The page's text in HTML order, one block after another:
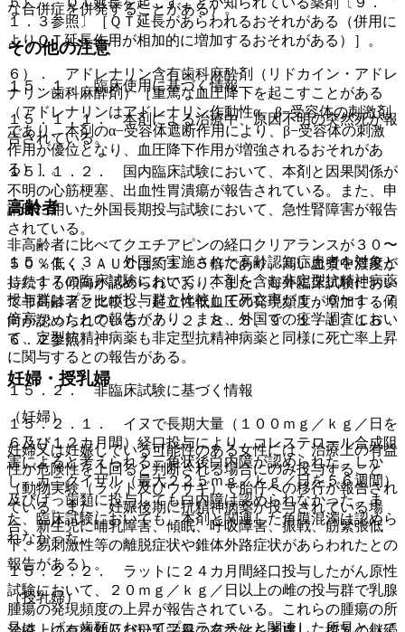
な合併症を併発することがある）。
その他の注意
１５．１． 臨床使用に基づく情報
１５．１．１． 本剤による治療中、原因不明の突然死が報
告されている。
１５．１．２． 国内臨床試験において、本剤と因果関係が
不明の心筋梗塞、出血性胃潰瘍が報告されている。また、申
請時に用いた外国長期投与試験において、急性腎障害が報告
されている。
１５．１．３． 外国で実施された高齢認知症患者を対象と
した１７の臨床試験において、本剤を含む非定型抗精神病薬
投与群はプラセボ投与群と比較して死亡率が１．６〜１．７
倍高かったとの報告があり、また、外国での疫学調査におい
て、定型抗精神病薬も非定型抗精神病薬と同様に死亡率上昇
に関与するとの報告がある。
１５．２． 非臨床試験に基づく情報
１５．２．１． イヌで長期大量（１００ｍｇ／ｋｇ／日を
６及び１２カ月間）経口投与により、コレステロール合成阻
害によると考えられる三角状後白内障が認められた。しか
し、カニクイザル（最大２２５ｍｇ／ｋｇ／日を５６週間）
及びげっ歯類に投与しても白内障は認められなかった。ま
た、臨床試験においても、本剤と関連した角膜混濁は認めら
れなかった。
１５．２．２． ラットに２４カ月間経口投与したがん原性
試験において、２０ｍｇ／ｋｇ／日以上の雌の投与群で乳腺
腫瘍の発現頻度の上昇が報告されている。これらの腫瘍の所
見は、げっ歯類においてプロラクチンと関連した所見として
１．３参照〕［ＱＴ延長があらわれるおそれがある（併用に
よりＱＴ延長作用が相加的に増加するおそれがある）］。
６）． アドレナリン含有歯科麻酔剤（リドカイン・アドレ
ナリン歯科麻酔剤）［重篤な血圧降下を起こすことがある
（アドレナリンはアドレナリン作動性α、β−受容体の刺激剤
であり、本剤のα−受容体遮断作用により、β−受容体の刺激
作用が優位となり、血圧降下作用が増強されるおそれがあ
る）］。
高齢者
非高齢者に比べてクエチアピンの経口クリアランスが３０〜
５０％低く、ＡＵＣは約１．５倍であり、高い血漿中濃度が
持続する傾向が認められており、また、海外臨床試験におい
て非高齢者と比較し、起立性低血圧の発現頻度が増加する傾
向が認められている〔７．２、８．５、９．１．１、１６．
６．２参照〕。
妊婦・授乳婦
（妊婦）
妊婦又は妊娠している可能性のある女性には、治療上の有益
性が危険性を上回ると判断される場合にのみ投与すること
（動物実験（ラット及びウサギ）で胎仔への移行が報告され
ている。また、妊娠後期に抗精神病薬が投与されている場
合、新生児に哺乳障害、傾眠、呼吸障害、振戦、筋緊張低
下、易刺激性等の離脱症状や錐体外路症状があらわれたとの
報告がある）。
（授乳婦）